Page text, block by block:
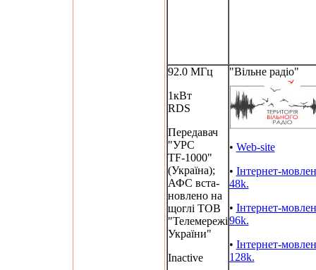
92.0 МГц
1кВт
RDS
Передавач
"УРС
TF-1000"
(Україна);
АФС вста-
новлено на
щоглі ТОВ
"Телемережі
України"
Inactive
"Вільне радіо"
• Web-site
• Інтернет-
48k.
• Інтернет-
96k.
• Інтернет-
128k.